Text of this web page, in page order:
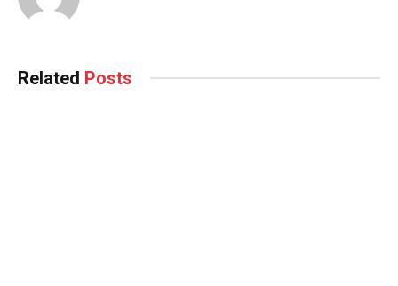
Related Posts